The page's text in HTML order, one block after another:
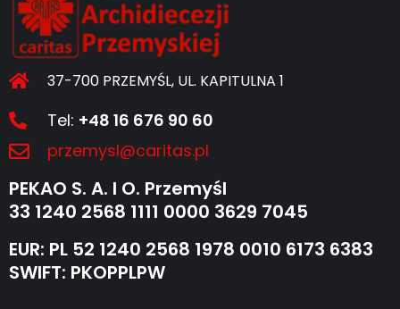
37-700 PRZEMYŚL, UL. KAPITULNA 1
Tel: +48 16 676 90 60
przemysl@caritas.pl
PEKAO S. A. I O. Przemyśl
33 1240 2568 1111 0000 3629 7045
EUR: PL 52 1240 2568 1978 0010 6173 6383
SWIFT: PKOPPLPW